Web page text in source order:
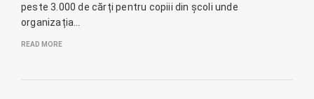
peste 3.000 de cărți pentru copiii din școli unde
organizația…
READ MORE